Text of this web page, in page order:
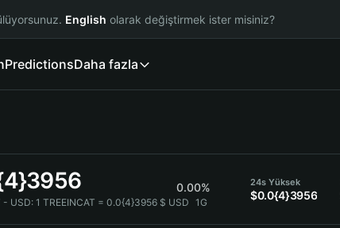
English olarak değiştirmek ister misiniz?
PredictionsDaha fazla
0.00%
- USD:1 TREEINCAT = 0.0{4}3956 $ USD 1G
24s Yüksek
$0.0{4}3956